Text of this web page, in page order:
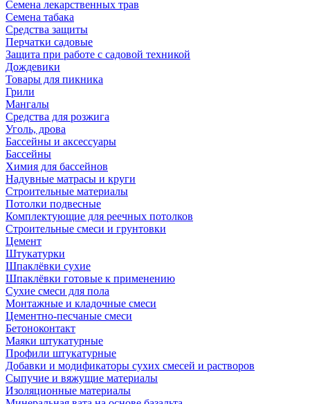
Семена лекарственных трав
Семена табака
Средства защиты
Перчатки садовые
Защита при работе с садовой техникой
Дождевики
Товары для пикника
Грили
Мангалы
Средства для розжига
Уголь, дрова
Бассейны и аксессуары
Бассейны
Химия для бассейнов
Надувные матрасы и круги
Строительные материалы
Потолки подвесные
Комплектующие для реечных потолков
Строительные смеси и грунтовки
Цемент
Штукатурки
Шпаклёвки сухие
Шпаклёвки готовые к применению
Сухие смеси для пола
Монтажные и кладочные смеси
Цементно-песчаные смеси
Бетоноконтакт
Маяки штукатурные
Профили штукатурные
Добавки и модификаторы сухих смесей и растворов
Сыпучие и вяжущие материалы
Изоляционные материалы